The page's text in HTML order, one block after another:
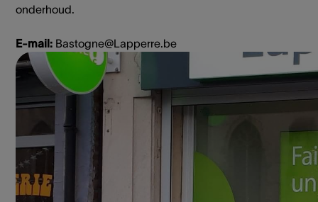
onderhoud.
E-mail: Bastogne@Lapperre.be